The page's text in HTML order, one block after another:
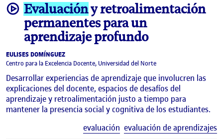
videoEvaluacióny retroalimentación
permanentes para un
aprendizaje profundo
EULISES DOMÍNGUEZ
Centro para la Excelencia Docente, Universidad del Norte
Desarrollar experiencias de aprendizaje que involucren las
explicaciones del docente, espacios de desafíos del
aprendizaje y retroalimentación justo a tiempo para
mantener la presencia social y cognitiva de los estudiantes.
evaluación evaluación de aprendizajes